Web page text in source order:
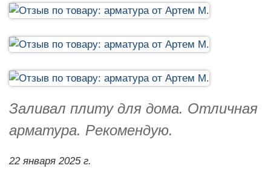
Заливал плиту для дома. Отличная
арматура. Рекомендую.
22 января 2025 г.